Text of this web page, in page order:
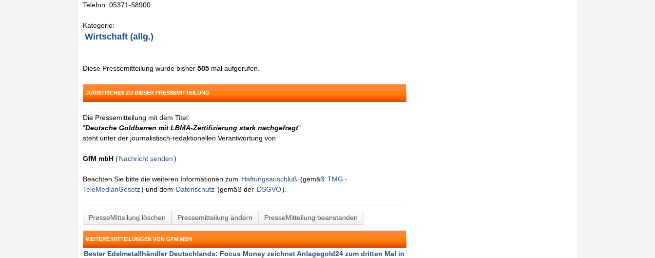
Telefon: 05371-58900
Kategorie:
Wirtschaft (allg.)
Diese Pressemitteilung wurde bisher 505 mal aufgerufen.
JURISTISCHES ZU DIESER PRESSEMITTEILUNG
Die Pressemitteilung mit dem Titel:
"Deutsche Goldbarren mit LBMA-Zertifizierung stark nachgefragt"
steht unter der journalistisch-redaktionellen Verantwortung von
GfM mbH (Nachricht senden)
Beachten Sie bitte die weiteren Informationen zum Haftungsauschluß (gemäß TMG -
TeleMedianGesetz) und dem Datenschutz (gemäß der DSGVO).
PresseMitteilung löschen Pressemitteilung ändern PresseMitteilung beanstanden
WEITERE MITTEILUNGEN VON GFM MBH
Bester Edelmetallhändler Deutschlands: Focus Money zeichnet Anlagegold24 zum dritten Mal in